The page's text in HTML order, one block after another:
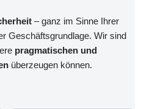
– ganz im Sinne Ihrer
Geschäftsgrundlage. Wir sind
pragmatischen und
überzeugen können.